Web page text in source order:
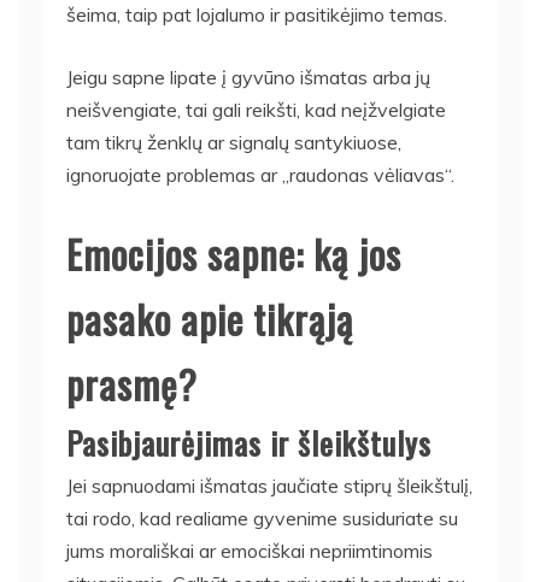
šeima, taip pat lojalumo ir pasitikėjimo temas.
Jeigu sapne lipate į gyvūno išmatas arba jų
neišvengiate, tai gali reikšti, kad neįžvelgiate
tam tikrų ženklų ar signalų santykiuose,
ignoruojate problemas ar „raudonas vėliavas“.
Emocijos sapne: ką jos
pasako apie tikrąją
prasmę?
Pasibjaurėjimas ir šleikštulys
Jei sapnuodami išmatas jaučiate stiprų šleikštulį,
tai rodo, kad realiame gyvenime susiduriate su
jums morališkai ar emociškai nepriimtinomis